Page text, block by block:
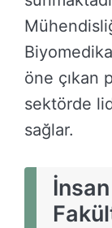
öne çıkan
sektörde
sağlar.